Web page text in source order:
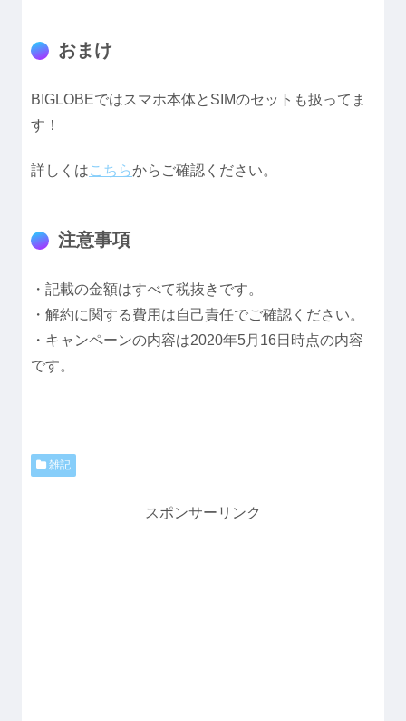
おまけ
BIGLOBEではスマホ本体とSIMのセットも扱ってま
す！
詳しくはこちらからご確認ください。
注意事項
・記載の金額はすべて税抜きです。
・解約に関する費用は自己責任でご確認ください。
・キャンペーンの内容は2020年5月16日時点の内容
です。
雑記
スポンサーリンク